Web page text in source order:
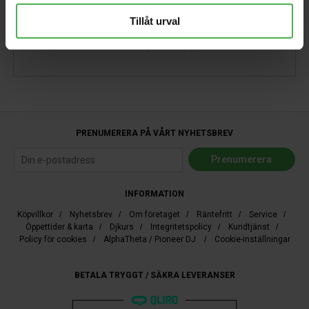
Tillåt urval
PRENUMERERA PÅ VÅRT NYHETSBREV
INFORMATION
Köpvillkor / Nyhetsbrev / Om företaget / Räntefritt / Service /
Öppettider & karta / Djkurs / Integritetspolicy / Kundtjänst /
Policy för cookies / AlphaTheta / Pioneer DJ / Cookie-inställningar
BETALA TRYGGT / SÄKRA LEVERANSER